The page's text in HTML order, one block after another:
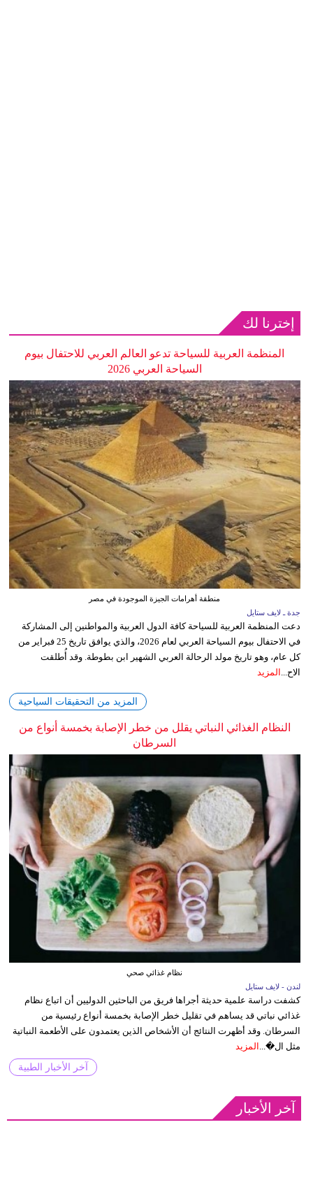
إخترنا لك
المنظمة العربية للسياحة تدعو العالم العربي للاحتفال بيوم
السياحة العربي 2026
منطقة أهرامات الجيزة الموجودة في مصر
جدة ـ لايف ستايل
دعت المنظمة العربية للسياحة كافة الدول العربية والمواطنين إلى المشاركة
في الاحتفال بيوم السياحة العربي لعام 2026، والذي يوافق تاريخ 25 فبراير من
كل عام، وهو تاريخ مولد الرحالة العربي الشهير ابن بطوطة. وقد أُطلقت
الاح... المزيد
المزيد من التحقيقات السياحية
النظام الغذائي النباتي يقلل من خطر الإصابة بخمسة أنواع من
السرطان
نظام غذائي صحي
لندن - لايف ستايل
كشفت دراسة علمية حديثة أجراها فريق من الباحثين الدوليين أن اتباع نظام
غذائي نباتي قد يساهم في تقليل خطر الإصابة بخمسة أنواع رئيسية من
السرطان. وقد أظهرت النتائج أن الأشخاص الذين يعتمدون على الأطعمة النباتية
مثل ال�...
المزيد
آخر الأخبار الطبية
آخر الأخبار